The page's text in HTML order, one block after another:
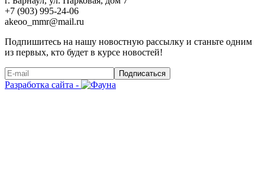
+7 (903) 995-24-06
akeoo_mmr@mail.ru
Подпишитесь на нашу новостную рассылку и станьте одним
из первых, кто будет в курсе новостей!
Подписаться
Разработка сайта -